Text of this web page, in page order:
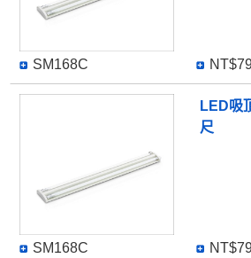
SM168C
LED吸
尺
SM168C